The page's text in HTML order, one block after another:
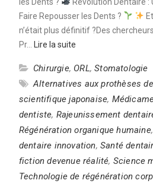
Faire Repousser les Dents ?
n’était plus définitif ?Des
Pr…
Lire la suite
Chirurgie, ORL,Stomatologie
Alternatives aux prothèses
scientifique japonaise,
dentiste, Rajeunissement
Régénération organique humaine
dentaire innovation, Santé
fiction devenue réalité, Science
Technologie de régénération